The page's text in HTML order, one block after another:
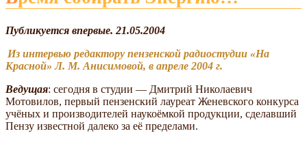
Публикуется впервые. 21.05.2004
Из интервью редактору пензенской радиостудии «На
Красной» Л. М. Анисимовой, в апреле 2004 г.
Ведущая: сегодня в студии — Дмитрий Николаевич
Мотовилов, первый пензенский лауреат Женевского конкурса
учёных и производителей наукоёмкой продукции, сделавший
Пензу известной далеко за её пределами.